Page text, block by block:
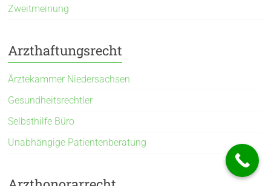
Zweitmeinung
Arzthaftungsrecht
Ärztekammer Niedersachsen
Gesundheitsrechtler
Selbsthilfe Büro
Unabhängige Patientenberatung